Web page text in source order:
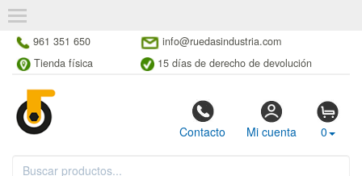
961 351 650
info@ruedasindustria.com
Tienda física
15 días de derecho de devolución
Contacto Mi cuenta 0